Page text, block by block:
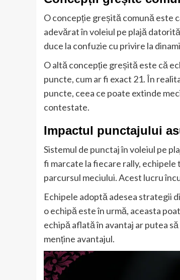
O concepție greșită comună este
adevărat în voleiul pe plajă
duce la confuzie cu privire la
O altă concepție greșită este că
puncte, cum ar fi exact 21. În
puncte, ceea ce poate extinde
contestate.
Impactul punctajului
Sistemul de punctaj în voleiul pe
fi marcate la fiecare rally,
parcursul meciului. Acest lucru
Echipele adoptă adesea strategii
o echipă este în urmă, aceasta
echipă aflată în avantaj ar putea
menține avantajul.